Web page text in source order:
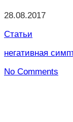
28.08.2017
Статьи
негативная
No Comments